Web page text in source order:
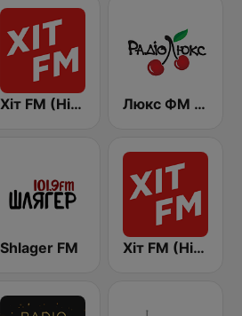
Хіт FM (Hit FM) - Top Люкс ФМ Україна - Lux FM Ukraine
Shlager FM Хіт FM (Hit FM) - Best